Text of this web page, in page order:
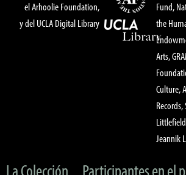
el Arhoolie Foundation,
y del UCLA Digital Library
Fund,
the
Arts,
Culture,
Jeannik
La Colección Participantes en el